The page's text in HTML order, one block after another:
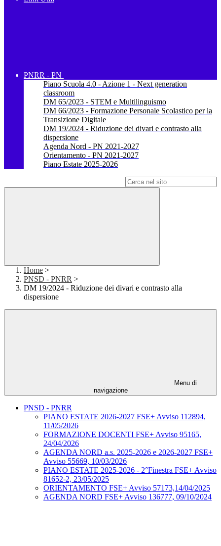
PNRR - PN
Piano Scuola 4.0 - Azione 1 - Next generation
classroom
DM 65/2023 - STEM e Multilinguismo
DM 66/2023 - Formazione Personale Scolastico per la
Transizione Digitale
DM 19/2024 - Riduzione dei divari e contrasto alla
dispersione
Agenda Nord - PN 2021-2027
Orientamento - PN 2021-2027
Piano Estate 2025-2026
Home >
PNSD - PNRR >
DM 19/2024 - Riduzione dei divari e contrasto alla
dispersione
Menu di
navigazione
PNSD - PNRR
PIANO ESTATE 2026-2027 FSE+ Avviso 112894,
11/05/2026
FORMAZIONE DOCENTI FSE+ Avviso 95165,
24/04/2026
AGENDA NORD a.s. 2025-2026 e 2026-2027 FSE+
Avviso 55669, 10/03/2026
PIANO ESTATE 2025-2026 - 2°Finestra FSE+ Avviso
81652-2, 23/05/2025
ORIENTAMENTO FSE+ Avviso 57173,14/04/2025
AGENDA NORD FSE+ Avviso 136777, 09/10/2024